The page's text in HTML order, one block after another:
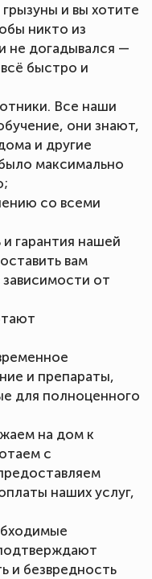
и вы хотите
никто из
не догадывался —
быстро и
Все наши
они знают,
и другие
максимально
со всеми
гарантия нашей
вам
от
и препараты,
для полноценного
на дом к
с
наших услуг,
и безвредность